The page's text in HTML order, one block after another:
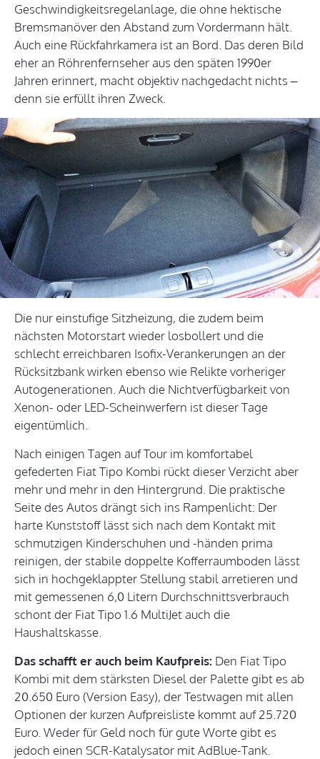
Geschwindigkeitsregelanlage, die ohne hektische
Bremsmanöver den Abstand zum Vordermann hält.
Auch eine Rückfahrkamera ist an Bord. Das deren Bild
eher an Röhrenfernseher aus den späten 1990er
Jahren erinnert, macht objektiv nachgedacht nichts –
denn sie erfüllt ihren Zweck.
Die nur einstufige Sitzheizung, die zudem beim
nächsten Motorstart wieder losbollert und die
schlecht erreichbaren Isofix-Verankerungen an der
Rücksitzbank wirken ebenso wie Relikte vorheriger
Autogenerationen. Auch die Nichtverfügbarkeit von
Xenon- oder LED-Scheinwerfern ist dieser Tage
eigentümlich.
Nach einigen Tagen auf Tour im komfortabel
gefederten Fiat Tipo Kombi rückt dieser Verzicht aber
mehr und mehr in den Hintergrund. Die praktische
Seite des Autos drängt sich ins Rampenlicht: Der
harte Kunststoff lässt sich nach dem Kontakt mit
schmutzigen Kinderschuhen und -händen prima
reinigen, der stabile doppelte Kofferraumboden lässt
sich in hochgeklappter Stellung stabil arretieren und
mit gemessenen 6,0 Litern Durchschnittsverbrauch
schont der Fiat Tipo 1.6 MultiJet auch die
Haushaltskasse.
Das schafft er auch beim Kaufpreis: Den Fiat Tipo
Kombi mit dem stärksten Diesel der Palette gibt es ab
20.650 Euro (Version Easy), der Testwagen mit allen
Optionen der kurzen Aufpreisliste kommt auf 25.720
Euro. Weder für Geld noch für gute Worte gibt es
jedoch einen SCR-Katalysator mit AdBlue-Tank.